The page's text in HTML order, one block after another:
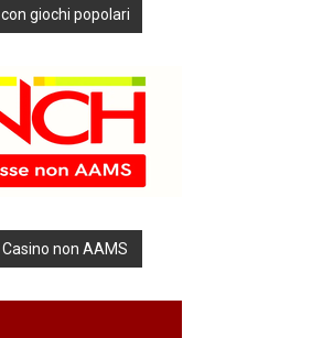
con giochi popolari
Casino non AAMS